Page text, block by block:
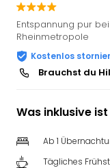
Entspannung pur
Rheinmetropole
Kostenlos
Brauchst du
Was inklusive ist
Ab 1
Tägliches